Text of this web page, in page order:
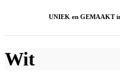
UNIEK en GEMAAKT
Wit